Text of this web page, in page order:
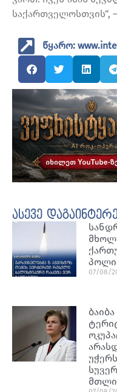
საქართველოსთვის“,
წყარო:
ასევე
07/08/